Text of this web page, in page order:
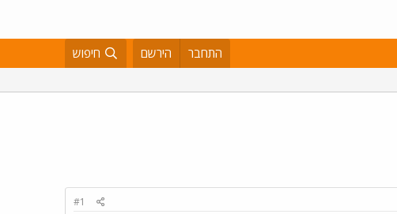
התחבר הירשם חיפוש
#1